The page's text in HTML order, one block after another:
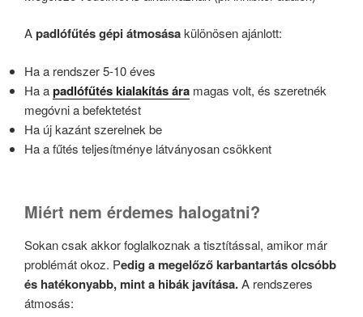
Apadlófűtés gépi átmosásakülönösen ajánlott:
Ha a rendszer 5-10 éves
Ha apadlófűtés kialakítás ára magas volt, és szeretnék
megóvni a befektetést
Ha új kazánt szerelnek be
Ha a fűtés teljesítménye látványosan csökkent
Miért nem érdemes halogatni?
Sokan csak akkor foglalkoznak a tisztítással, amikor már
problémát okoz. Pedig a megelőző karbantartás olcsóbb
és hatékonyabb, mint a hibák javítása.A rendszeres
átmosás: